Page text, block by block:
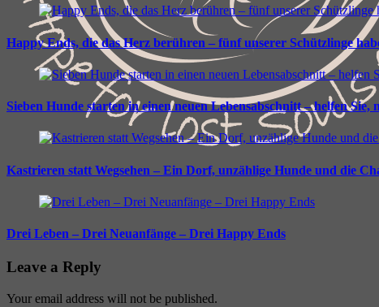
Happy Ends, die das Herz berühren – fünf unserer Schützlinge
Sieben Hunde starten in einen neuen Lebensabschnitt – helfen
Kastrieren statt Wegsehen – Ein Dorf, unzählige Hunde und die
Drei Leben – Drei Neuanfänge – Drei Happy Ends
Leave a Reply
Your email address will not be published.